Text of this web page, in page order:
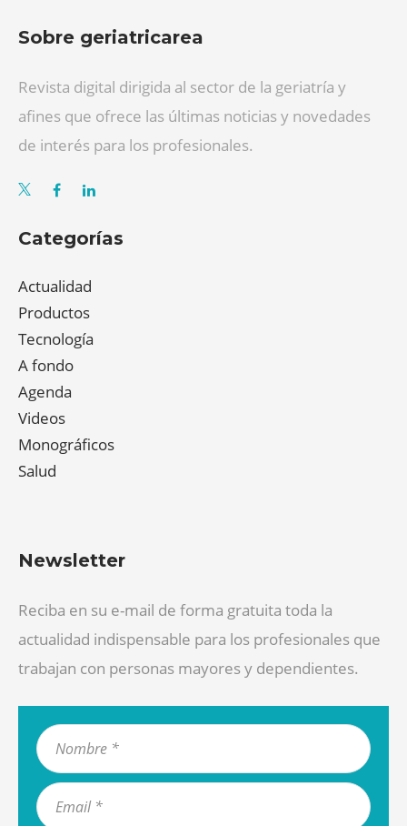
Sobre geriatricarea
Revista digital dirigida al sector de la geriatría y
afines que ofrece las últimas noticias y novedades
de interés para los profesionales.
Categorías
Actualidad
Productos
Tecnología
A fondo
Agenda
Videos
Monográficos
Salud
Newsletter
Reciba en su e-mail de forma gratuita toda la
actualidad indispensable para los profesionales que
trabajan con personas mayores y dependientes.